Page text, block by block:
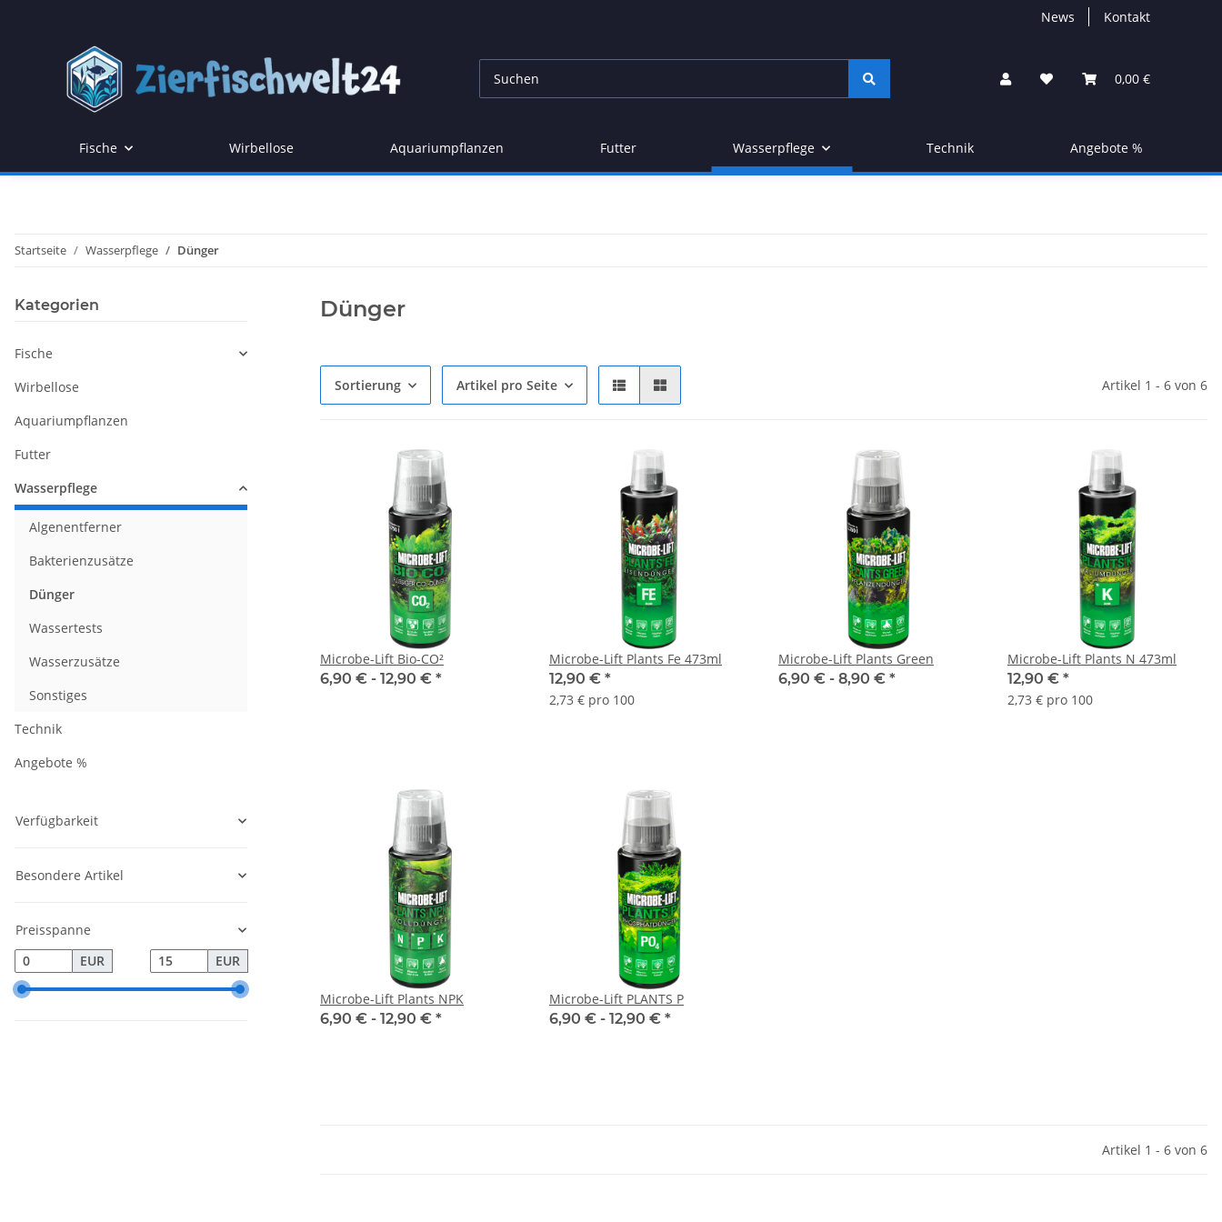
News Kontakt
0,00 €
Fische Wirbellose Aquariumpflanzen Futter Wasserpflege Technik Angebote %
Startseite Wasserpflege Dünger
Dünger
Sortierung Artikel pro Seite Artikel 1 - 6 von 6
Microbe-Lift Bio-CO²
6,90 € - 12,90 € *
Microbe-Lift Plants Fe 473ml
12,90 € *
2,73 € pro 100
Microbe-Lift Plants Green
6,90 € - 8,90 € *
Microbe-Lift Plants N 473ml
12,90 € *
2,73 € pro 100
Microbe-Lift Plants NPK
6,90 € - 12,90 € *
Microbe-Lift PLANTS P
6,90 € - 12,90 € *
Artikel 1 - 6 von 6
Kategorien
Fische
Wirbellose
Aquariumpflanzen
Futter
Wasserpflege
Algenentferner
Bakterienzusätze
Dünger
Wassertests
Wasserzusätze
Sonstiges
Technik
Angebote %
Verfügbarkeit
Besondere Artikel
Preisspanne
EUR
EUR